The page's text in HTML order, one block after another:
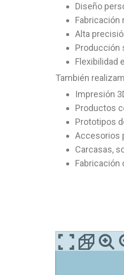
Diseño
Fabricación
Alta
Producción
Flexibilidad
También
Impresión
Productos
Prototipos
Accesorios
Carcasas,
Fabricación